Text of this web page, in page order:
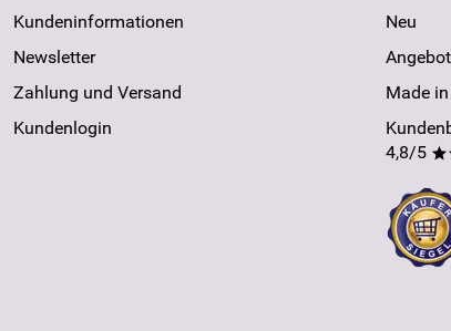
Kundeninformationen
Newsletter
Zahlung und Versand
Kundenlogin
Neu
Made
4,8/5